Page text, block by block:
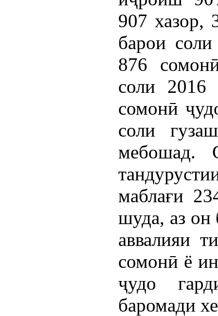
907 хазор,
барои
876
соли
сомонӣ
соли
мебошад.
маблағи
шуда, аз он
аввалияи
сомонӣ ё
ҷудо
баромади